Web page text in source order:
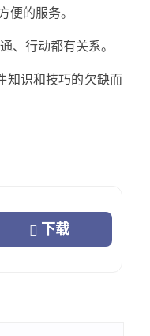
便的服务。
、行动都有关系。
知识和技巧的欠缺而
的三个月，内心不
下载